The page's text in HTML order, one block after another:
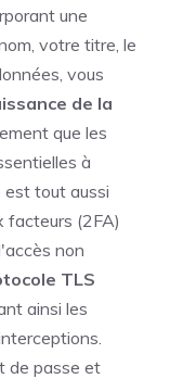
une
votre titre, le
vous
de la
que les
à
est tout aussi
facteurs (2FA)
non
TLS
ainsi les
de passe et